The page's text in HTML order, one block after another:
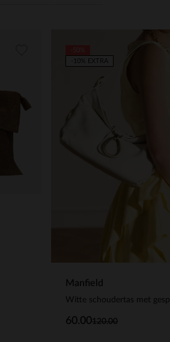
Manfield
Witte schoudertas met gesp
120.00
60.00
-10% EXTRA